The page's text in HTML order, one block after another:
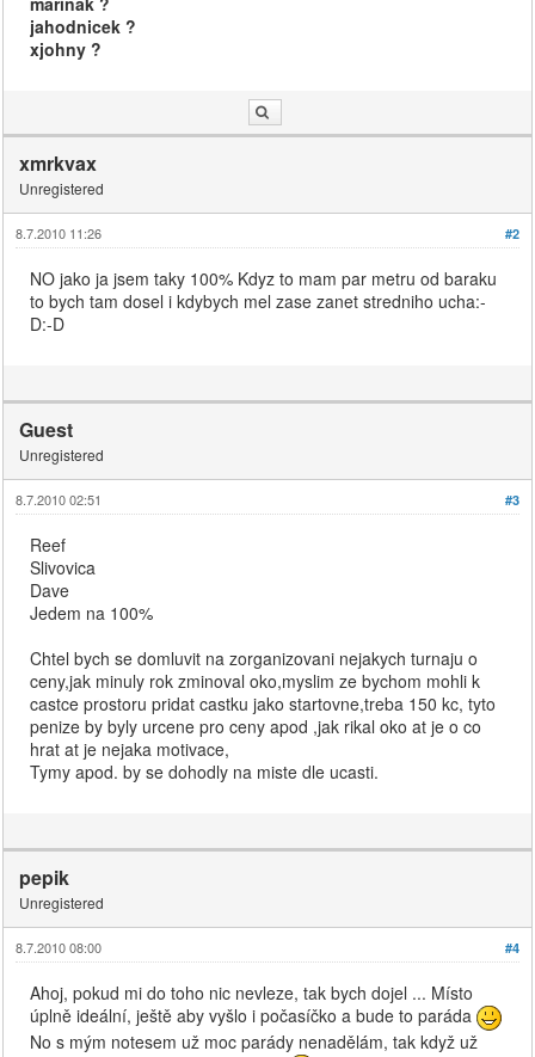
jahodnicek ?
xjohny ?
xmrkvax
Unregistered
#2
8.7.2010 11:26
NO jako ja jsem taky 100% Kdyz to mam par metru od baraku
to bych tam dosel i kdybych mel zase zanet stredniho ucha:-
D:-D
Guest
Unregistered
#3
8.7.2010 02:51
Reef
Slivovica
Dave
Jedem na 100%
Chtel bych se domluvit na zorganizovani nejakych turnaju o
ceny,jak minuly rok zminoval oko,myslim ze bychom mohli k
castce prostoru pridat castku jako startovne,treba 150 kc, tyto
penize by byly urcene pro ceny apod ,jak rikal oko at je o co
hrat at je nejaka motivace,
Tymy apod. by se dohodly na miste dle ucasti.
pepik
Unregistered
#4
8.7.2010 08:00
Ahoj, pokud mi do toho nic nevleze, tak bych dojel ... Místo
úplně ideální, ještě aby vyšlo i počasíčko a bude to paráda
No s mým notesem už moc parády nenadělám, tak když už